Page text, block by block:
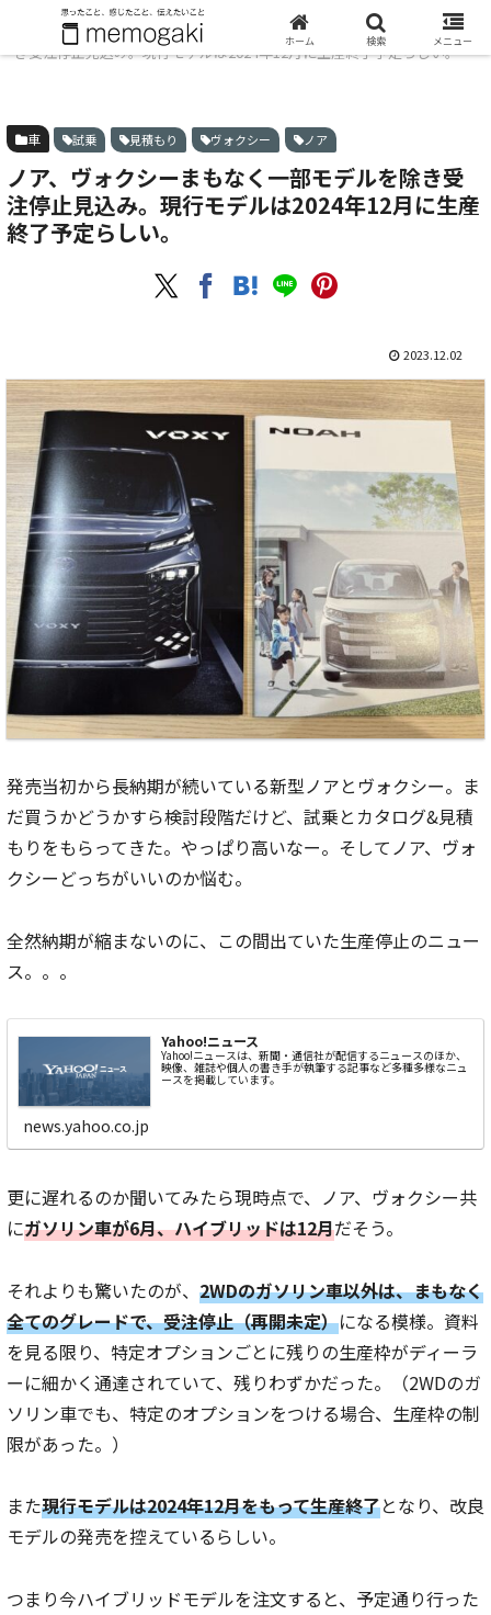
ホーム 車
ノア、ヴォクシーまもなく一部モデルを除
き受注停止見込み。現行モデルは2024年12月に生産終了予定らしい。
車 試乗 見積もり ヴォクシー ノア
ノア、ヴォクシーまもなく一部モデルを除き受
注停止見込み。現行モデルは2024年12月に生産
終了予定らしい。
2023.12.02
発売当初から長納期が続いている新型ノアとヴォクシー。ま
だ買うかどうかすら検討段階だけど、試乗とカタログ&見積
もりをもらってきた。やっぱり高いなー。そしてノア、ヴォ
クシーどっちがいいのか悩む。
全然納期が縮まないのに、この間出ていた生産停止のニュー
ス。。。
Yahoo!ニュース
Yahoo!ニュースは、新聞・通信社が配信するニュースのほか、
映像、雑誌や個人の書き手が執筆する記事など多種多様なニュ
ースを掲載しています。
news.yahoo.co.jp
更に遅れるのか聞いてみたら現時点で、ノア、ヴォクシー共
にガソリン車が6月、ハイブリッドは12月だそう。
それよりも驚いたのが、 2WDのガソリン車以外は、まもなく
全てのグレードで、受注停止（再開未定）になる模様。資料
を見る限り、特定オプションごとに残りの生産枠がディーラ
ーに細かく通達されていて、残りわずかだった。（2WDのガ
ソリン車でも、特定のオプションをつける場合、生産枠の制
限があった。）
また現行モデルは2024年12月をもって生産終了となり、改良
モデルの発売を控えているらしい。
つまり今ハイブリッドモデルを注文すると、予定通り行った
ホーム 検索 メニュー